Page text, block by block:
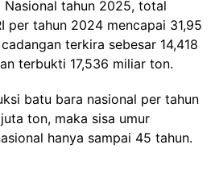
Nasional tahun 2025, total
per tahun 2024 mencapai 31,95
terkira sebesar 14,418
terbukti 17,536 miliar ton.
batu bara nasional per tahun
ton, maka sisa umur
hanya sampai 45 tahun.